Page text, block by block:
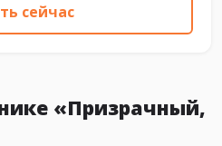
сейчас
«Призрачный,